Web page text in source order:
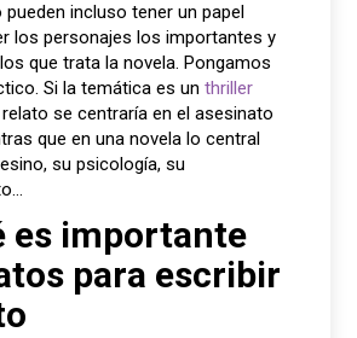
incluso tener un papel
los personajes los importantes y
que trata la novela. Pongamos
Si la temática es unthriller
relato se centraría en el asesinato
que en una novela lo central
su psicología, su
es importante
para escribir